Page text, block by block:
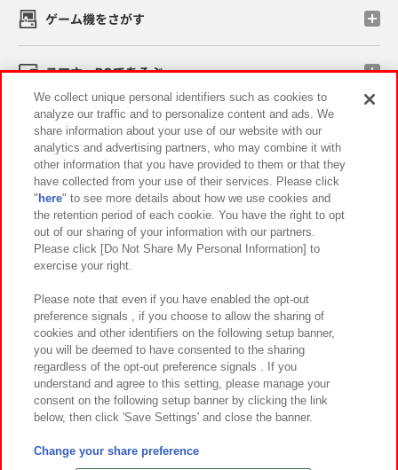
ゲーム機をさがす
スマホ・PCであそぶ
イベント・キャンペーン
関連会社 サステナビリティ サイトポリシー
プライバシーポリシー ウェブアクセシビリティ方針と検証結果
お取引先さまとともに
カスタマーハラスメント対応方針 よくあるご質問・お問い合わせ
©Bandai Namco Amusement Inc.
©Bandai Namco Amusement Lab Inc.
We collect unique personal identifiers such as cookies to
analyze our traffic and to personalize content and ads. We
share information about your use of our website with our
analytics and advertising partners, who may combine it with
other information that you have provided to them or that they
have collected from your use of their services. Please click
" here" to see more details about how we use cookies and
the retention period of each cookie. You have the right to opt
out of our sharing of your information with our partners.
Please click [Do Not Share My Personal Information] to
exercise your right.
Please note that even if you have enabled the opt-out
preference signals , if you choose to allow the sharing of
cookies and other identifiers on the following setup banner,
you will be deemed to have consented to the sharing
regardless of the opt-out preference signals . If you
understand and agree to this setting, please manage your
consent on the following setup banner by clicking the link
below, then click 'Save Settings' and close the banner.
Change your share preference